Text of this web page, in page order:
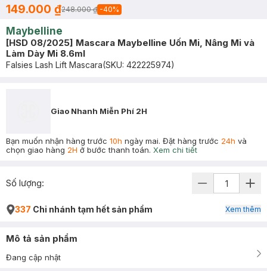
149.000 ₫248.000 ₫ -40%
Maybelline
[HSD 08/2025] Mascara Maybelline Uốn Mi, Nâng Mi và
Làm Dày Mi 8.6ml
Falsies Lash Lift Mascara(SKU: 422225974)
Giao Nhanh Miễn Phí 2H
Bạn muốn nhận hàng trước 10h ngày mai. Đặt hàng trước 24h và
chọn giao hàng 2H ở bước thanh toán. Xem chi tiết
Số lượng:
337 Chi nhánh tạm hết sản phẩm Xem thêm
Mô tả sản phẩm
Đang cập nhật